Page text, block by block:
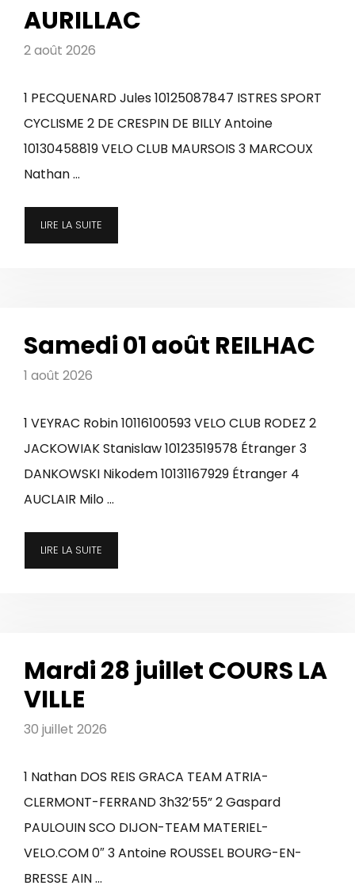
AURILLAC
2 août 2026
1 PECQUENARD Jules 10125087847 ISTRES SPORT
CYCLISME 2 DE CRESPIN DE BILLY Antoine
10130458819 VELO CLUB MAURSOIS 3 MARCOUX
Nathan …
LIRE LA SUITE
Samedi 01 août REILHAC
1 août 2026
1 VEYRAC Robin 10116100593 VELO CLUB RODEZ 2
JACKOWIAK Stanislaw 10123519578 Étranger 3
DANKOWSKI Nikodem 10131167929 Étranger 4
AUCLAIR Milo …
LIRE LA SUITE
Mardi 28 juillet COURS LA
VILLE
30 juillet 2026
1 Nathan DOS REIS GRACA TEAM ATRIA-
CLERMONT-FERRAND 3h32’55” 2 Gaspard
PAULOUIN SCO DIJON-TEAM MATERIEL-
VELO.COM 0″ 3 Antoine ROUSSEL BOURG-EN-
BRESSE AIN …